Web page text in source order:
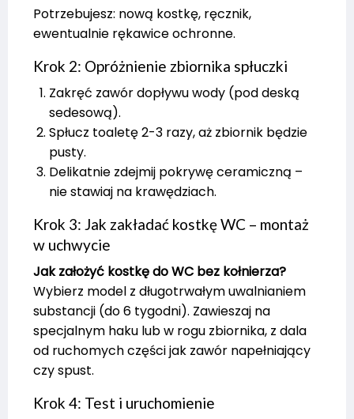
Potrzebujesz: nową kostkę, ręcznik,
ewentualnie rękawice ochronne.
Krok 2: Opróżnienie zbiornika spłuczki
Zakręć zawór dopływu wody (pod deską
sedesową).
Spłucz toaletę 2-3 razy, aż zbiornik będzie
pusty.
Delikatnie zdejmij pokrywę ceramiczną –
nie stawiaj na krawędziach.
Krok 3: Jak zakładać kostkę WC – montaż
w uchwycie
Jak założyć kostkę do WC bez kołnierza?
Wybierz model z długotrwałym uwalnianiem
substancji (do 6 tygodni). Zawieszaj na
specjalnym haku lub w rogu zbiornika, z dala
od ruchomych części jak zawór napełniający
czy spust.
Krok 4: Test i uruchomienie